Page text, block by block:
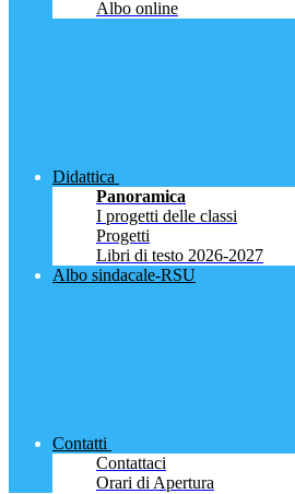
Albo online
Didattica
Panoramica
I progetti delle classi
Progetti
Libri di testo 2026-2027
Albo sindacale-RSU
Contatti
Contattaci
Orari di Apertura